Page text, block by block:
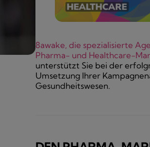
8awake, die spezialisierte
Pharma- und Healthcare-
unterstützt Sie bei der
Umsetzung Ihrer
Gesundheitswesen.